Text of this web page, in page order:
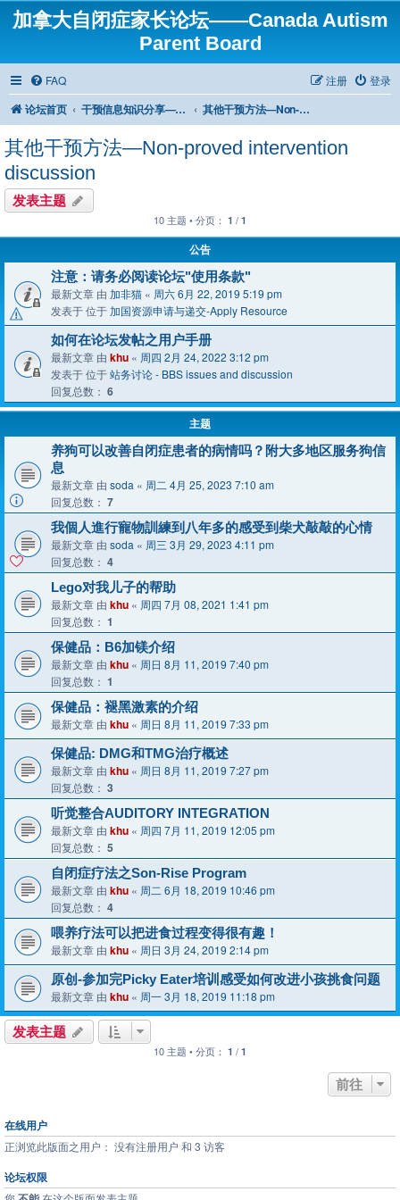
加拿大自闭症家长论坛——Canada Autism
Parent Board
FAQ 登录
注册
论坛首页 干预信息知识分享——Intervention Info / Knowledge Share 其他干预方法—Non-proved intervention discussion
其他干预方法—Non-proved intervention
discussion
发表主题
10 主题 • 分页： 1 / 1
公告
注意：请务必阅读论坛"使用条款"
最新文章 由 加非猫 « 周六 6月 22, 2019 5:19 pm
发表于 位于加国资源申请与递交-Apply Resource
如何在论坛发帖之用户手册
最新文章 由 khu « 周四 2月 24, 2022 3:12 pm
发表于 位于站务讨论 - BBS issues and discussion
回复总数： 6
主题
养狗可以改善自闭症患者的病情吗？附大多地区服务狗信
息
最新文章 由 soda « 周二 4月 25, 2023 7:10 am
回复总数： 7
我個人進行寵物訓練到八年多的感受到柴犬敲敲的心情
最新文章 由 soda « 周三 3月 29, 2023 4:11 pm
回复总数： 4
Lego对我儿子的帮助
最新文章 由 khu « 周四 7月 08, 2021 1:41 pm
回复总数： 1
保健品：B6加镁介绍
最新文章 由 khu « 周日 8月 11, 2019 7:40 pm
回复总数： 1
保健品：褪黑激素的介绍
最新文章 由 khu « 周日 8月 11, 2019 7:33 pm
保健品: DMG和TMG治疗概述
最新文章 由 khu « 周日 8月 11, 2019 7:27 pm
回复总数： 3
听觉整合AUDITORY INTEGRATION
最新文章 由 khu « 周四 7月 11, 2019 12:05 pm
回复总数： 5
自闭症疗法之Son-Rise Program
最新文章 由 khu « 周二 6月 18, 2019 10:46 pm
回复总数： 4
喂养疗法可以把进食过程变得很有趣！
最新文章 由 khu « 周日 3月 24, 2019 2:14 pm
原创-参加完Picky Eater培训感受如何改进小孩挑食问题
最新文章 由 khu « 周一 3月 18, 2019 11:18 pm
发表主题
10 主题 • 分页： 1 / 1
前往
在线用户
正浏览此版面之用户： 没有注册用户 和 3 访客
论坛权限